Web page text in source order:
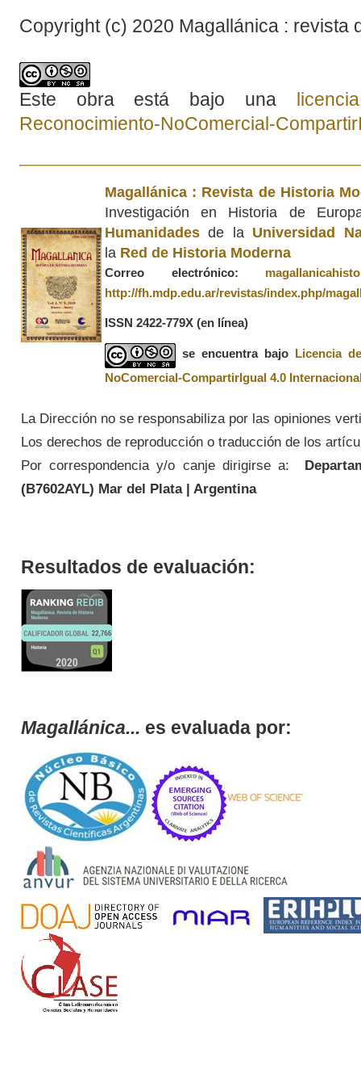
Copyright (c) 2020 Magallánica : revista
Este obra está bajo una
Reconocimiento-NoComercial-
Magallánica : Revista de Historia
Investigación en Historia de
Humanidadesde la Universidad
la Red de Historia Moderna
Correo electrónico:
http://fh.mdp.edu.ar/revistas/index.php/
ISSN 2422-779X (en línea)
se encuentra bajo
Licencia
NoComercial-CompartirIgual 4.0
La Dirección no se responsabiliza por las opiniones
Los derechos de reproducción o traducción de los
Por correspondencia y/o canje dirigirse a:
(B7602AYL) Mar del Plata | Argentina
Resultados de evaluación:
Magallánica... es evaluada por: